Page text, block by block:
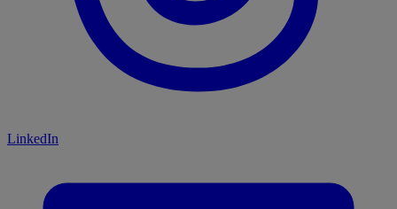
LinkedIn